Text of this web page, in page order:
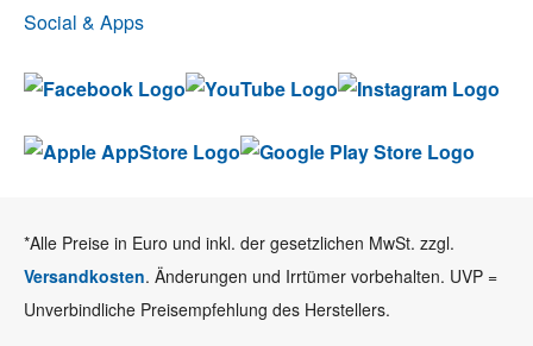
Social & Apps
*Alle Preise in Euro und inkl. der gesetzlichen MwSt. zzgl.
Versandkosten. Änderungen und Irrtümer vorbehalten. UVP =
Unverbindliche Preisempfehlung des Herstellers.